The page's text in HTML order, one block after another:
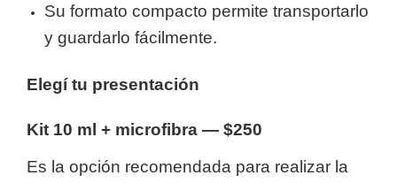
Su formato compacto permite transportarlo
y guardarlo fácilmente.
Elegí tu presentación
Kit 10 ml + microfibra — $250
Es la opción recomendada para realizar la